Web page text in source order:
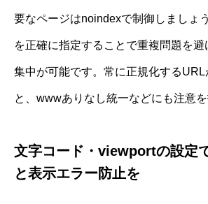
要なページはnoindexで制御しましょ
を正確に指定することで重複問題を
集中が可能です。常に正規化するURL
と、wwwありなし統一などにも注意を
文字コード・viewportの設定
と表示エラー防止を